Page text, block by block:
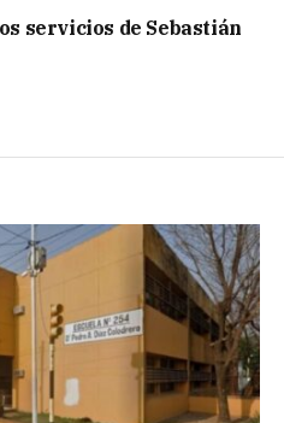
servicios de Sebastián